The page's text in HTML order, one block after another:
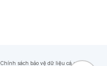
Chính sách bảo vệ dữ liệu cá nhân